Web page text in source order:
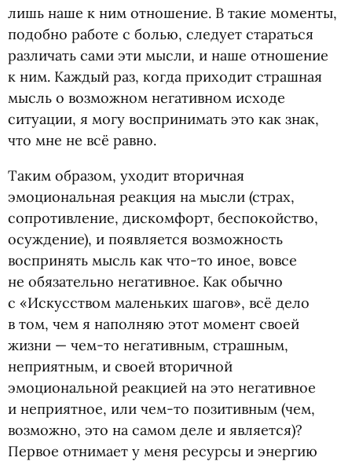
лишь наше к ним отношение. В такие моменты,
подобно работе с болью, следует стараться
различать сами эти мысли, и наше отношение
к ним. Каждый раз, когда приходит страшная
мысль о возможном негативном исходе
ситуации, я могу воспринимать это как знак,
что мне не всё равно.
Таким образом, уходит вторичная
эмоциональная реакция на мысли (страх,
сопротивление, дискомфорт, беспокойство,
осуждение), и появляется возможность
воспринять мысль как что-то иное, вовсе
не обязательно негативное. Как обычно
с «Искусством маленьких шагов», всё дело
в том, чем я наполняю этот момент своей
жизни — чем-то негативным, страшным,
неприятным, и своей вторичной
эмоциональной реакцией на это негативное
и неприятное, или чем-то позитивным (чем,
возможно, это на самом деле и является)?
Первое отнимает у меня ресурсы и энергию